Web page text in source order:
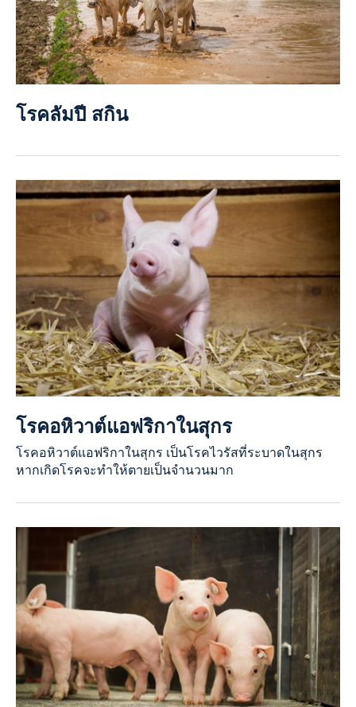
โรคลัมปี สกิน
โรคอหิวาต์แอฟริกาในสุกร
โรคอหิวาต์แอฟริกาในสุกร เป็นโรคไวรัสที่ระบาดในสุกร
หากเกิดโรคจะทำให้ตายเป็นจำนวนมาก